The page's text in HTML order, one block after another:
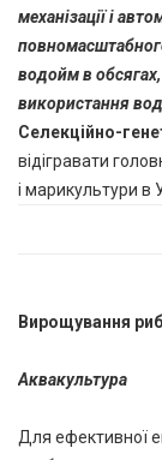
механізації і
водойм в
використання
Селекційно-
відігравати
і марикультури в
Вирощування
Аквакультура
Для ефективної